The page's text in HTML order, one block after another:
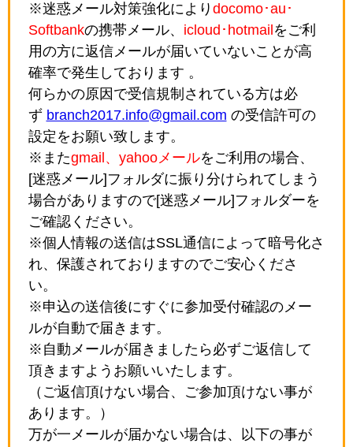
※迷惑メール対策強化により docomo･au･
Softbankの携帯メール、 icloud･hotmail をご利
用の方に返信メールが届いていないことが高
確率で発生しております 。
何らかの原因で受信規制されている方は必
ず branch2017.info@gmail.com の受信許可の
設定をお願い致します。
※またgmail、yahooメールをご利用の場合、
[迷惑メール]フォルダに振り分けられてしまう
場合がありますので[迷惑メール]フォルダーを
ご確認ください。
※個人情報の送信はSSL通信によって暗号化さ
れ、保護されておりますのでご安心くださ
い。
※申込の送信後にすぐに参加受付確認のメー
ルが自動で届きます。
※自動メールが届きましたら必ずご返信して
頂きますようお願いいたします。
（ご返信頂けない場合、ご参加頂けない事が
あります。）
万が一メールが届かない場合は、以下の事が